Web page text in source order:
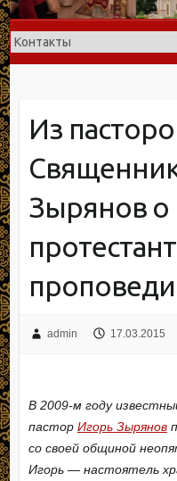
Из
Зырянов о
admin 17.03.2015
В 2009-м году
пастор Игорь Зырянов
со своей общиной
Игорь — настоятель